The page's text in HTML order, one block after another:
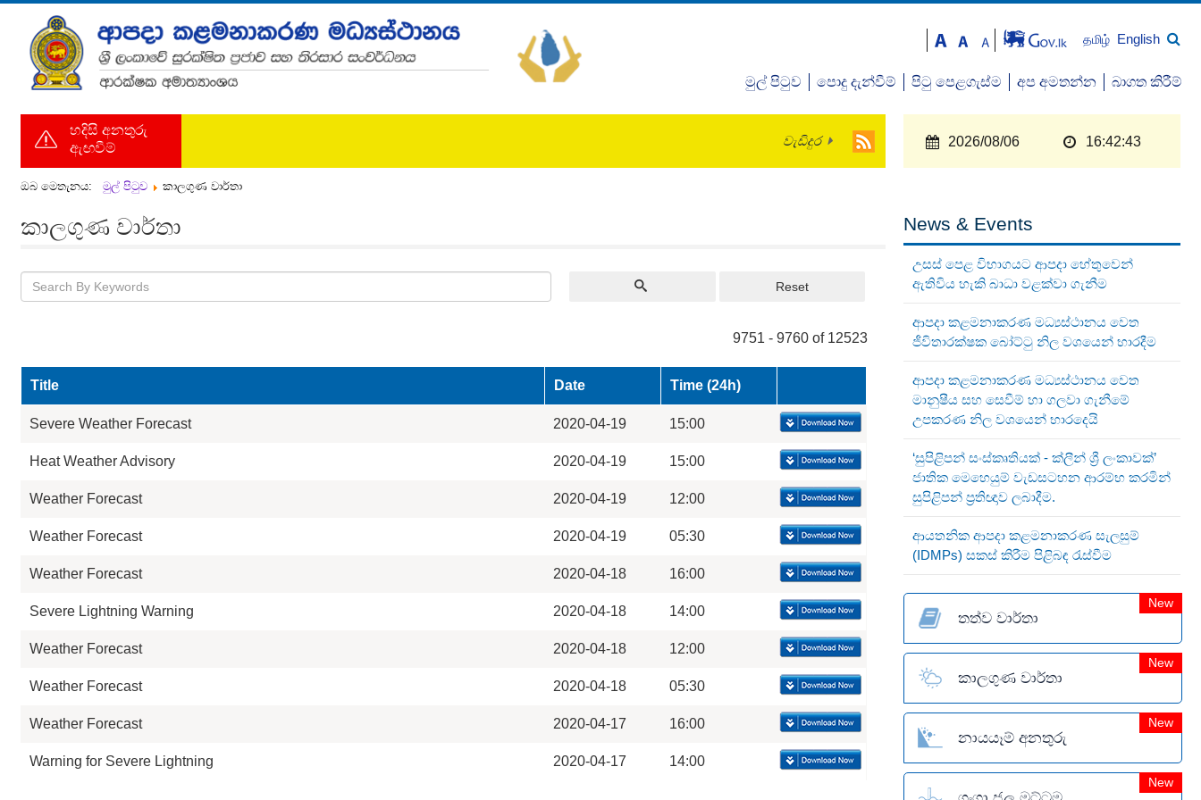
தமிழ் English
මුල් පිටුව පොදු දැන්වීම් පිටු පෙළගැස්ම අප අමතන්න බාගත කිරීම්
හදිසි අනතුරු
ඇඟවීම්
වැඩිදුර 2026/08/06 16:42:43
ඔබ මෙතැනය: මුල් පිටුව කාලගුණ වාර්තා
කාලගුණ වාර්තා
Reset
9751 - 9760 of 12523
Title Date Time (24h)
Severe Weather Forecast 2020-04-19 15:00
Heat Weather Advisory 2020-04-19 15:00
Weather Forecast 2020-04-19 12:00
Weather Forecast 2020-04-19 05:30
Weather Forecast 2020-04-18 16:00
Severe Lightning Warning 2020-04-18 14:00
Weather Forecast 2020-04-18 12:00
Weather Forecast 2020-04-18 05:30
Weather Forecast 2020-04-17 16:00
Warning for Severe Lightning 2020-04-17 14:00
News & Events
උසස් පෙළ විභාගයට ආපදා හේතුවෙන්
ඇතිවිය හැකි බාධා වළක්වා ගැනීම
ආපදා කළමනාකරණ මධ්‍යස්ථානය වෙත
ජීවිතාරක්ෂක බෝට්ටු නිල වශයෙන් භාරදීම
ආපදා කළමනාකරණ මධ්‍යස්ථානය වෙත
මානුෂීය සහ සෙවීම් හා ගලවා ගැනීමේ
උපකරණ නිල වශයෙන් භාරදෙයි
‘සුපිළිපන් සංස්කෘතියක් - ක්ලීන් ශ්‍රී ලංකාවක්’
ජාතික මෙහෙයුම් වැඩසටහන ආරම්භ කරමින්
සුපිළිපන් ප්‍රතිඥාව ලබාදීම.
ආයතනික ආපදා කළමනාකරණ සැලසුම්
(IDMPs) සකස් කිරීම පිළිබඳ රැස්වීම
තත්ව වාර්තා
New
කාලගුණ වාර්තා
New
නායයෑම් අනතුරු
New
New